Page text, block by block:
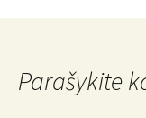
Parašykite